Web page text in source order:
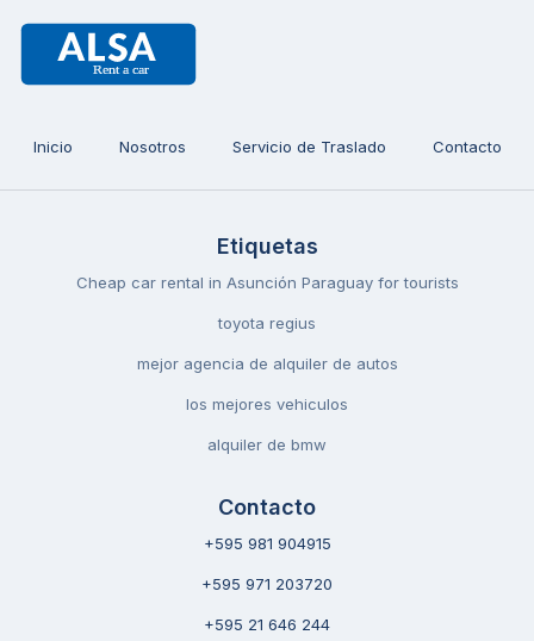
Inicio Nosotros Servicio de Traslado Contacto
Etiquetas
Cheap car rental in Asunción Paraguay for tourists
toyota regius
mejor agencia de alquiler de autos
los mejores vehiculos
alquiler de bmw
Contacto
+595 981 904915
+595 971 203720
+595 21 646 244